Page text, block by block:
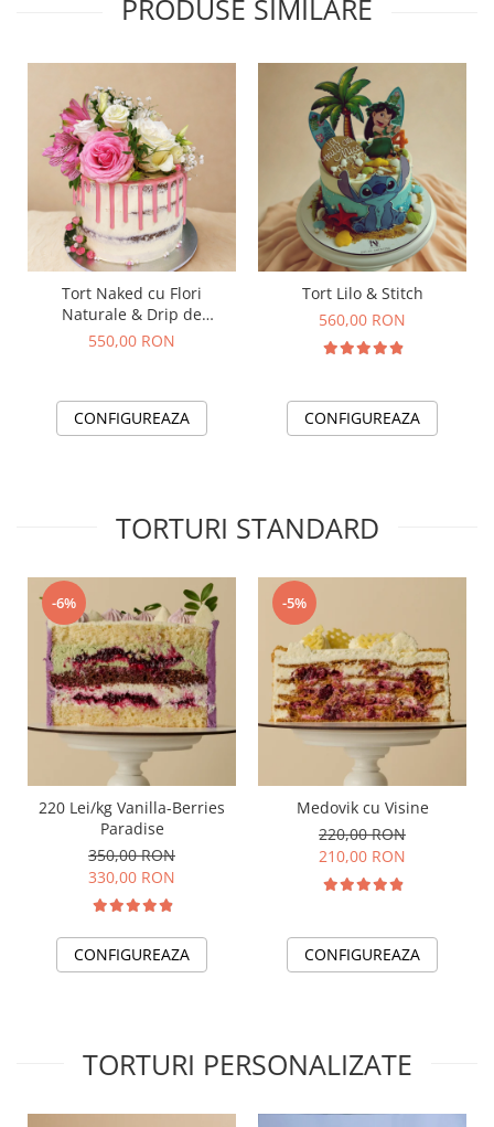
PRODUSE SIMILARE
Tort Naked cu Flori
Naturale & Drip de
Ciocolata de la 260 lei/kg
550,00 RON
CONFIGUREAZA
Tort Lilo & Stitch
560,00 RON
CONFIGUREAZA
TORTURI STANDARD
-6%
220 Lei/kg Vanilla-Berries
Paradise
350,00 RON
330,00 RON
CONFIGUREAZA
-5%
Medovik cu Visine
220,00 RON
210,00 RON
CONFIGUREAZA
TORTURI PERSONALIZATE